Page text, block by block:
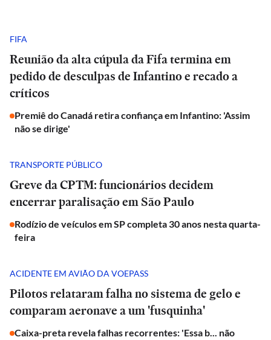
FIFA
Reunião da alta cúpula da Fifa termina em
pedido de desculpas de Infantino e recado a
críticos
Premiê do Canadá retira confiança em Infantino: 'Assim
não se dirige'
TRANSPORTE PÚBLICO
Greve da CPTM: funcionários decidem
encerrar paralisação em São Paulo
Rodízio de veículos em SP completa 30 anos nesta quarta-
feira
ACIDENTE EM AVIÃO DA VOEPASS
Pilotos relataram falha no sistema de gelo e
comparam aeronave a um 'fusquinha'
Caixa-preta revela falhas recorrentes: 'Essa b... não